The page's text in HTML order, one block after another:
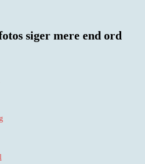
siger mere end ord